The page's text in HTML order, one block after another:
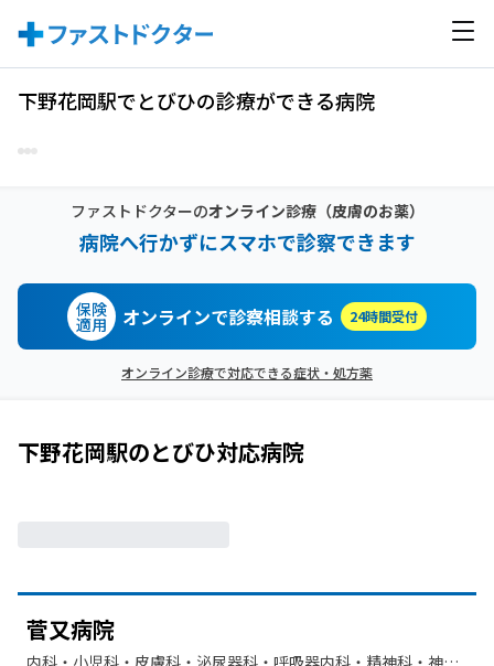
下野花岡駅でとびひの診療ができる病院
ファストドクターのオンライン診療（皮膚のお薬）
病院へ行かずにスマホで診察できます
保険
適用 オンラインで診察相談する 24時間受付
オンライン診療で対応できる症状・処方薬
下野花岡駅のとびひ対応病院
菅又病院
内科・​小児科・​皮膚科・​泌尿器科・​呼吸器内科・​精神科・神経